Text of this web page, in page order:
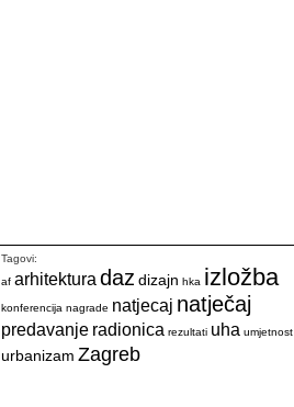
Tagovi:
af arhitektura daz dizajn hka izložba
konferencija nagrade natjecaj natječaj
predavanje radionica rezultati uha umjetnost
urbanizam Zagreb